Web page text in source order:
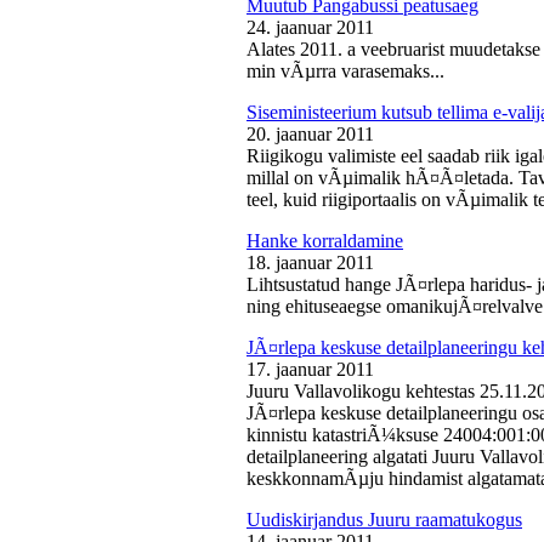
Muutub Pangabussi peatusaeg
24. jaanuar 2011
Alates 2011. a veebruarist
min vÃµrra varasemaks...
Siseministeerium kutsub tellima e-
20. jaanuar 2011
Riigikogu valimiste eel saadab riik
millal on vÃµimalik hÃ¤Ã¤letada.
teel, kuid riigiportaalis on vÃµimalik
Hanke korraldamine
18. jaanuar 2011
Lihtsustatud hange JÃ¤rlepa
ning ehituseaegse
JÃ¤rlepa keskuse detailplaneeringu
17. jaanuar 2011
Juuru Vallavolikogu kehtestas
JÃ¤rlepa keskuse detailplaneeringu
kinnistu katastriÃ¼ksuse
detailplaneering algatati Juuru
keskkonnamÃµju hindamist
Uudiskirjandus Juuru raamatukogus